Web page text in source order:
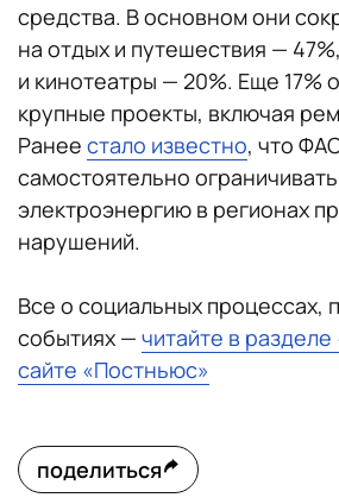
средства. В основном они
на отдых и путешествия —
и кинотеатры — 20%. Еще 17%
крупные проекты, включая
Ранее стало известно, что
самостоятельно
электроэнергию в регионах
нарушений.
Все о социальных процессах,
событиях — читайте в
сайте «Постньюс»
поделиться